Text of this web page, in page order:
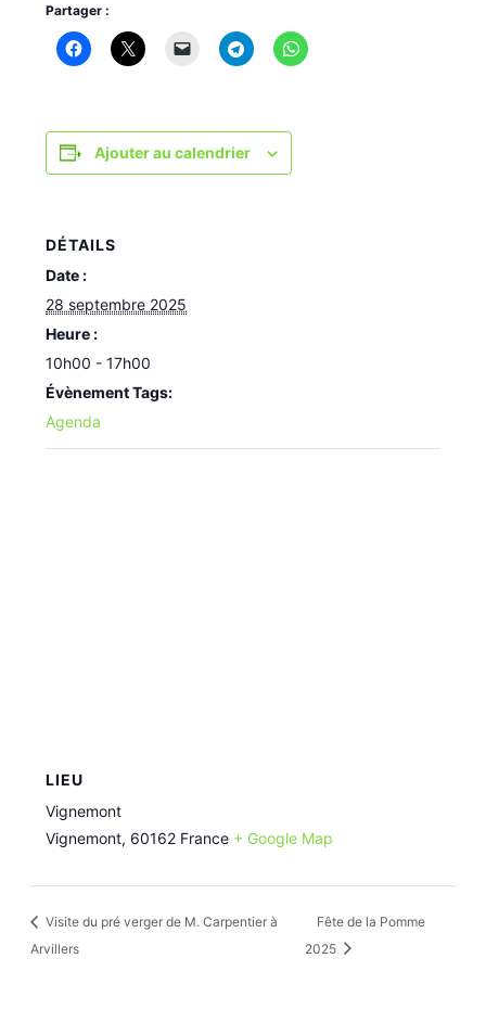
Partager :
Ajouter au calendrier
DÉTAILS
Date :
28 septembre 2025
Heure :
10h00 - 17h00
Évènement Tags:
Agenda
LIEU
Vignemont
Vignemont, 60162 France + Google Map
Visite du pré verger de M. Carpentier à
Arvillers
Fête de la Pomme
2025